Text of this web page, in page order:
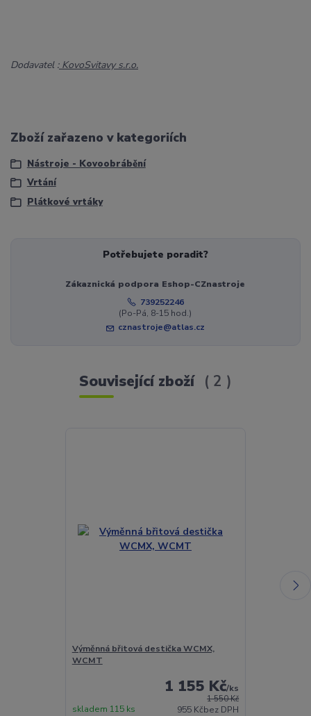
Dodavatel :KovoSvitavy s.r.o.
Zboží zařazeno v kategoriích
Nástroje - Kovoobrábění
Vrtání
Plátkové vrtáky
Potřebujete poradit?
Zákaznická podpora Eshop-CZnastroje
739252246
(Po-Pá, 8-15 hod.)
cznastroje@atlas.cz
Související zboží 2
Výměnná břitová destička WCMX,
WCMT
1 550 Kč
1 155 Kč/ks
955 Kčbez DPH
skladem 115 ks